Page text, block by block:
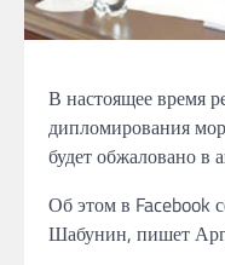
В настоящее время
дипломирования
будет обжалованов
Об этом в Facebook
Шабунин, пишет